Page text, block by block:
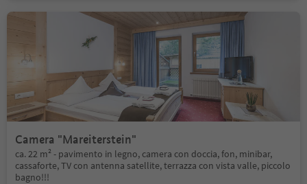
Camera "Mareiterstein"
ca. 22 m² - pavimento in legno, camera con doccia, fon, minibar,
cassaforte, TV con antenna satellite, terrazza con vista valle, piccolo
bagno!!!